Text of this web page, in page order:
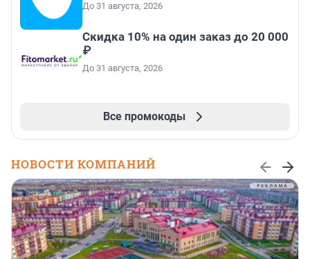
До 31 августа, 2026
Скидка 10% на один заказ до 20 000
₽
До 31 августа, 2026
Все промокоды
НОВОСТИ КОМПАНИЙ